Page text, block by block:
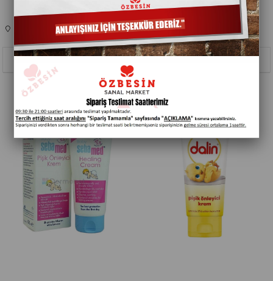
BEBEK ÜRÜNLERI BEBEK BAKIM 254004
Filtreleme
Sıralama